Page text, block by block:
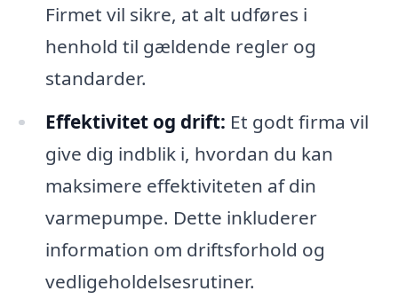
Firmet vil sikre, at alt udføres i
henhold til gældende regler og
standarder.
Effektivitet og drift: Et godt firma vil
give dig indblik i, hvordan du kan
maksimere effektiviteten af din
varmepumpe. Dette inkluderer
information om driftsforhold og
vedligeholdelsesrutiner.